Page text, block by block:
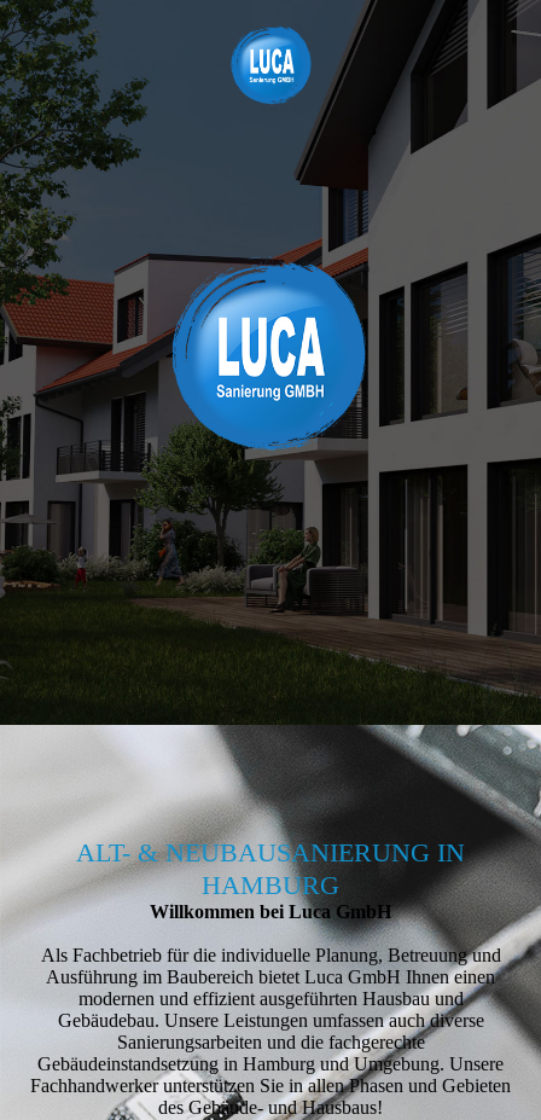
ALT- & NEUBAUSANIERUNG IN
HAMBURG
Willkommen bei Luca GmbH
Als Fachbetrieb für die individuelle Planung, Betreuung und
Ausführung im Baubereich bietet Luca GmbH Ihnen einen
modernen und effizient ausgeführten Hausbau und
Gebäudebau. Unsere Leistungen umfassen auch diverse
Sanierungsarbeiten und die fachgerechte
Gebäudeinstandsetzung in Hamburg und Umgebung. Unsere
Fachhandwerker unterstützen Sie in allen Phasen und Gebieten
des Gebäude- und Hausbaus!